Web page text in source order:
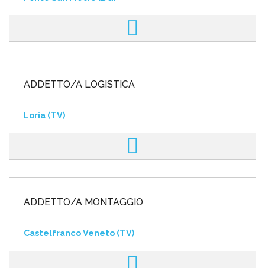
ADDETTO/A LOGISTICA
Loria (TV)
ADDETTO/A MONTAGGIO
Castelfranco Veneto (TV)